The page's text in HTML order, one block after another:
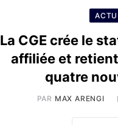
La CGE crée le
affiliée et
quatre
PAR MAX ARENGI